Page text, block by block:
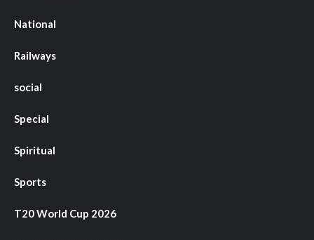
National
Railways
social
Special
Spiritual
Sports
T20 World Cup 2026